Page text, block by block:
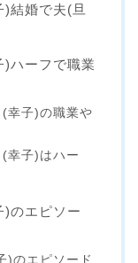
結婚で夫(旦
)ハーフで職業
幸子)の職業や
幸子)はハー
)のエピソー
)のエピソード